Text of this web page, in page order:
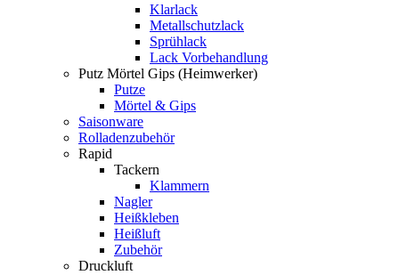
Klarlack
Metallschutzlack
Sprühlack
Lack Vorbehandlung
Putz Mörtel Gips (Heimwerker)
Putze
Mörtel & Gips
Saisonware
Rolladenzubehör
Rapid
Tackern
Klammern
Nagler
Heißkleben
Heißluft
Zubehör
Druckluft